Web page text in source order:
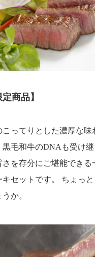
商品】
ってりとした濃厚な味
黒毛和牛のDNAも受け
を存分にご堪能できる
キセットです。 ちょっ
か。